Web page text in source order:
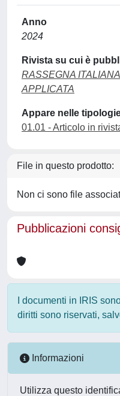
Anno
2024
Rivista su cui è
RASSEGNA
APPLICATA
Appare nelle
01.01 - Articolo in
File in questo prodotto:
Non ci sono file
Pubblicazioni
I documenti in IRIS
diritti sono riservati,
Informazioni
Utilizza questo